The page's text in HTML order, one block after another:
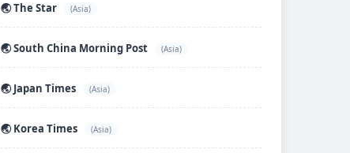
🌏 The Star (Asia)
🌏 South China Morning Post (Asia)
🌏 Japan Times (Asia)
🌏 Korea Times (Asia)